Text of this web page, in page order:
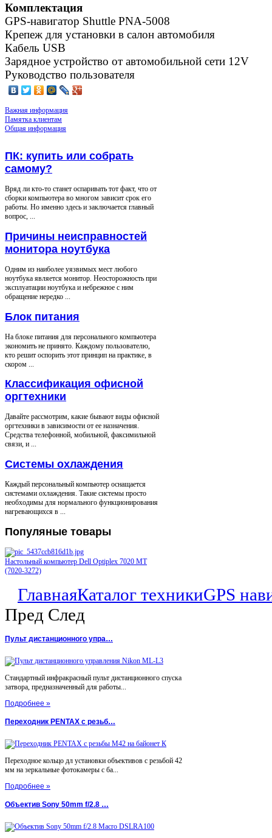
Комплектация
GPS-навигатор Shuttle PNA-5008
Крепеж для установки в салон автомобиля
Кабель USB
Зарядное устройство от автомобильной сети 12V
Руководство пользователя
Важная информация
Памятка клиентам
Общая информация
ПК: купить или собрать
самому?
Вряд ли кто-то станет оспаривать тот факт, что от
сборки компьютера во многом зависит срок его
работы. Но именно здесь и заключается главный
вопрос, ...
Причины неисправностей
монитора ноутбука
Одним из наиболее уязвимых мест любого
ноутбука является монитор. Неосторожность при
эксплуатации ноутбука и небрежное с ним
обращение нередко ...
Блок питания
На блоке питания для персонального компьютера
экономить не принято. Каждому пользователю,
кто решит оспорить этот принцип на практике, в
скором ...
Классификация офисной
оргтехники
Давайте рассмотрим, какие бывают виды офисной
оргтехники в зависимости от ее назначения.
Средства телефонной, мобильной, факсимильной
связи, и ...
Системы охлаждения
Каждый персональный компьютер оснащается
системами охлаждения. Такие системы просто
необходимы для нормального функционирования
нагревающихся в ...
Популяные товары
Настольный компьютер Dell Optiplex 7020 MT
(7020-3272)
ГлавнаяКаталог техникиGPS
Пред След
Пульт дистанционного упра…
Стандартный инфракрасный пульт дистанционного спуска
затвора, предназначенный для работы...
Подробнее »
Переходник PENTAX с резьб…
Переходное кольцо дл установки объективов с резьбой 42
мм на зеркальные фотокамеры с ба...
Подробнее »
Объектив Sony 50mm f/2.8 …